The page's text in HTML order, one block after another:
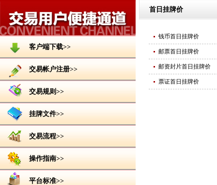
客户端下载>>
交易帐户注册>>
交易规则>>
挂牌文件>>
交易流程>>
操作指南>>
平台标准>>
首日挂牌价
钱币首日挂牌价
邮票首日挂牌价
邮资封片首日挂牌价
票证首日挂牌价